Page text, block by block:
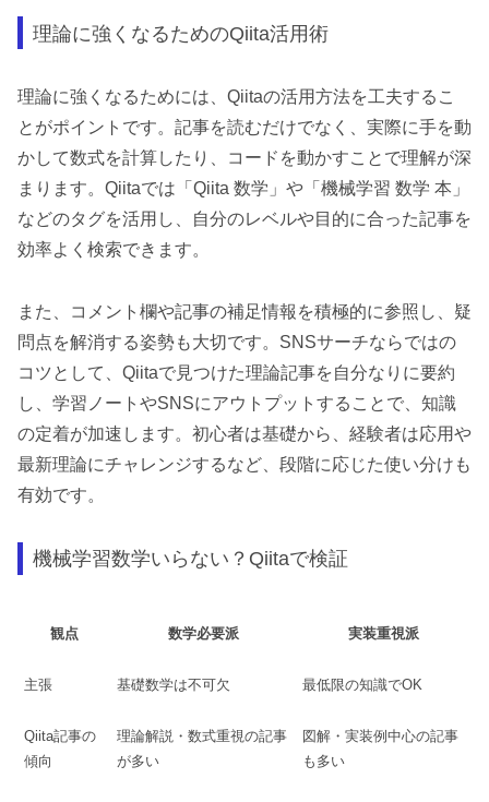
理論に強くなるためのQiita活用術
理論に強くなるためには、Qiitaの活用方法を工夫するこ
とがポイントです。記事を読むだけでなく、実際に手を動
かして数式を計算したり、コードを動かすことで理解が深
まります。Qiitaでは「Qiita 数学」や「機械学習 数学 本」
などのタグを活用し、自分のレベルや目的に合った記事を
効率よく検索できます。
また、コメント欄や記事の補足情報を積極的に参照し、疑
問点を解消する姿勢も大切です。SNSサーチならではの
コツとして、Qiitaで見つけた理論記事を自分なりに要約
し、学習ノートやSNSにアウトプットすることで、知識
の定着が加速します。初心者は基礎から、経験者は応用や
最新理論にチャレンジするなど、段階に応じた使い分けも
有効です。
機械学習数学いらない？Qiitaで検証
観点 数学必要派 実装重視派
主張 基礎数学は不可欠 最低限の知識でOK
Qiita記事の
傾向
理論解説・数式重視の記事
が多い
図解・実装例中心の記事
も多い